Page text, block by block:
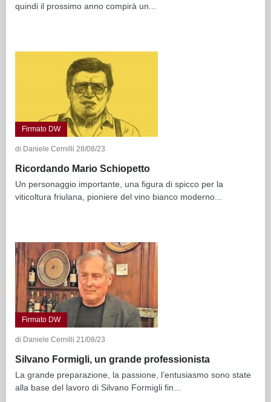
quindi il prossimo anno compirà un...
Firmato DW
di Daniele Cernilli 28/08/23
Ricordando Mario Schiopetto
Un personaggio importante, una figura di spicco per la
viticoltura friulana, pioniere del vino bianco moderno...
Firmato DW
di Daniele Cernilli 21/08/23
Silvano Formigli, un grande professionista
La grande preparazione, la passione, l’entusiasmo sono state
alla base del lavoro di Silvano Formigli fin...